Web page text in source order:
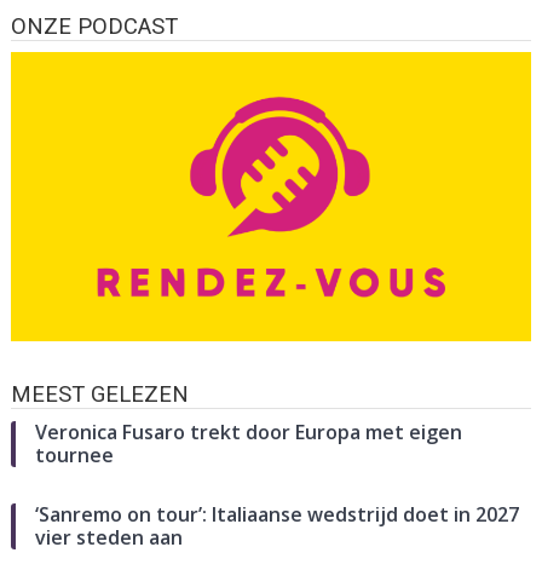
ONZE PODCAST
MEEST GELEZEN
Veronica Fusaro trekt door Europa met eigen
tournee
‘Sanremo on tour’: Italiaanse wedstrijd doet in 2027
vier steden aan